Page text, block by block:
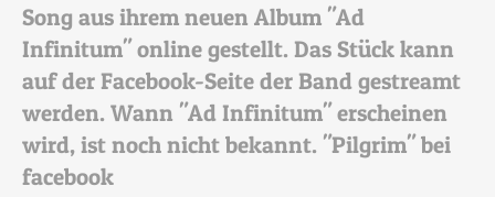
Song aus ihrem neuen Album "Ad
Infinitum" online gestellt. Das Stück kann
auf der Facebook-Seite der Band gestreamt
werden. Wann "Ad Infinitum" erscheinen
wird, ist noch nicht bekannt. "Pilgrim" bei
facebook